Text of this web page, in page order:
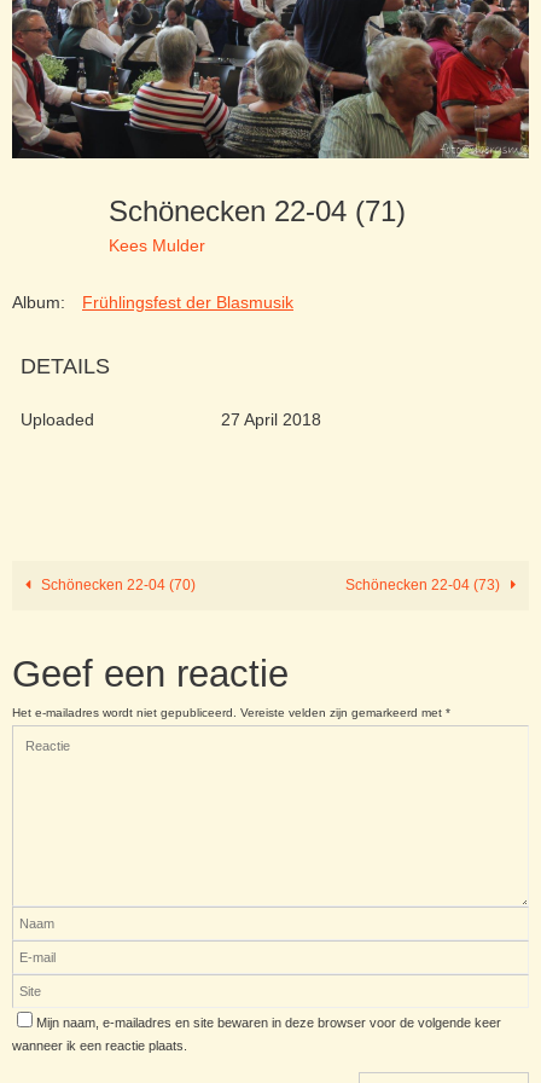
Schönecken 22-04 (71)
Kees Mulder
Album: Frühlingsfest der Blasmusik
DETAILS
Uploaded 27 April 2018
Schönecken 22-04 (70) Schönecken 22-04 (73)
Geef een reactie
Het e-mailadres wordt niet gepubliceerd. Vereiste velden zijn gemarkeerd met *
Mijn naam, e-mailadres en site bewaren in deze browser voor de volgende keer
wanneer ik een reactie plaats.